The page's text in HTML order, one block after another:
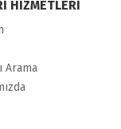
HİZMETLERİ
Arama